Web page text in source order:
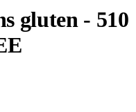
gluten - 510